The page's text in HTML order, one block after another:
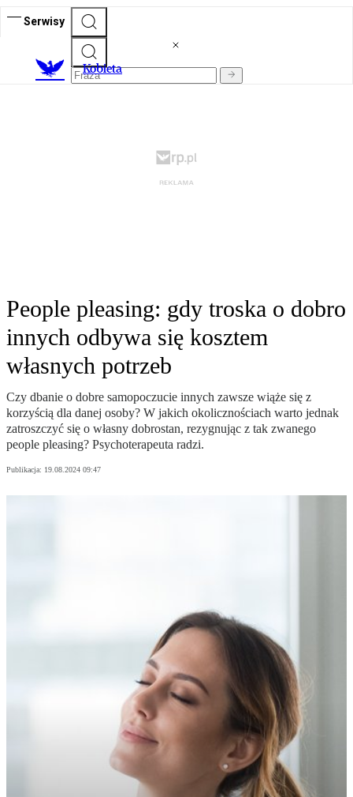
Serwisy
Kobieta
People pleasing: gdy troska o dobro
innych odbywa się kosztem
własnych potrzeb
Czy dbanie o dobre samopoczucie innych zawsze wiąże się z
korzyścią dla danej osoby? W jakich okolicznościach warto jednak
zatroszczyć się o własny dobrostan, rezygnując z tak zwanego
people pleasing? Psychoterapeuta radzi.
Publikacja: 19.08.2024 09:47